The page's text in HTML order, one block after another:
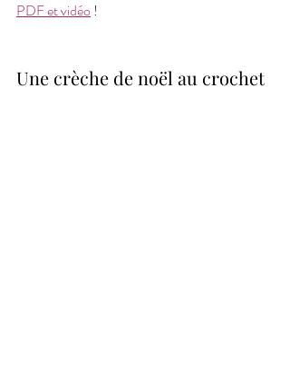
PDF et vidéo !
Une crèche de noël au crochet